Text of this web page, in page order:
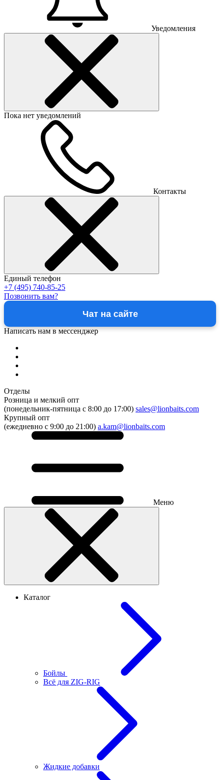
Уведомления
Пока нет уведомлений
Контакты
Единый телефон
+7 (495) 740-85-25
Позвонить вам?
Чат на сайте
Написать нам в мессенджер
Отделы
Розница и мелкий опт
(понедельник-пятница c 8:00 до 17:00) sales@lionbaits.com
Крупный опт
(ежедневно с 9:00 до 21:00) a.kam@lionbaits.com
Меню
Каталог
Бойлы
Всё для ZIG-RIG
Жидкие добавки